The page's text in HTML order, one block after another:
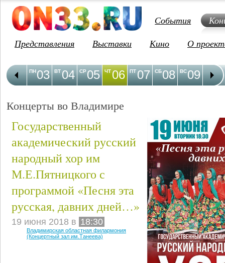
События
Представления
Выставки Кино О
03
ПН 04
ВТ 05
СР 06
ЧТ 07
ПТ 08
СБ 09
ВС 10
ПН
Концерты во Владимире
Государственный
академический русский
народный хор им
М.Е.Пятницкого с
программой «Песня эта
русская, давних дней…»
19 июня 2018 в 18:30
Владимирская областная филармония
(Концертный зал им.Танеева)